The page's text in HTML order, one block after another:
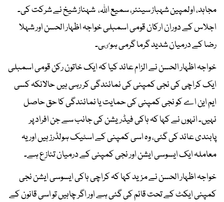
مجاہد، اولمپین شہباز سینئر، سمیع اللہ، شہناز شیخ نے شرکت کی۔
اجلاس کے دوران ارکان قومی اسمبلی خواجہ اظہار الحسن اور شہلا
رضا کے درمیان شدید گرما گرمی ہوٸی۔
خواجہ اظہار الحسن نے الزام عائد کیا کہ ایک خاتون رکن قومی اسمبلی
ایک کراچی کی نجی کمپنی کی نمائندگی کر رہی ہیں حالانکہ کسی
ایم این اے کو نجی کمپنی کی حمایت یا نمائندگی کا حق حاصل
نہیں۔ انہوں نے کہا کہ ہاکی فیڈریشن کی جانب سے جن افراد پر
پابندی عائد کی گئی، وہ اسی کمپنی کے اسٹیک ہولڈرز ہیں اور یہ
معاملہ ایک ایسوسی ایشن اور نجی کمپنی کے درمیان تنازع ہے۔
خواجہ اظہار الحسن نے مزید کہا کہ کراچی ہاکی ایسوسی ایشن نجی
کمپنی ایکٹ کے تحت قائم کی گئی ہے اور اگر چاہیں تو اسی قانون کے